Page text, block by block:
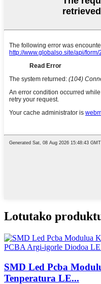
Lotutako
SMD Led Pcba
Tenperatura LE...